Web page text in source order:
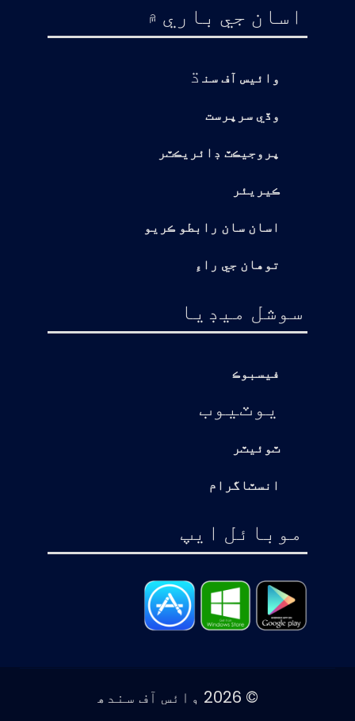
اسان جي باري ۾
وائيس آف سن ڌ
وڏي سرپرست
پروجيڪٽ ڊائريڪٽر
ڪيريئر
اسان سان رابطو ڪريو
توهان جي راءِ
سوشل ميڊيا
فيسبوڪ
يوٽيوب
ٽوئيٽر
انسٽاگرام
موبائل ايپ
© 2026 وائس آف سندھ